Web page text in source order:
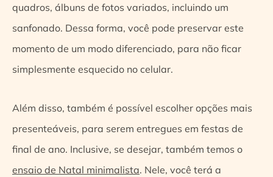
quadros, álbuns de fotos variados, incluindo um
sanfonado. Dessa forma, você pode preservar este
momento de um modo diferenciado, para não ficar
simplesmente esquecido no celular.
Além disso, também é possível escolher opções mais
presenteáveis, para serem entregues em festas de
final de ano. Inclusive, se desejar, também temos o
ensaio de Natal minimalista. Nele, você terá a